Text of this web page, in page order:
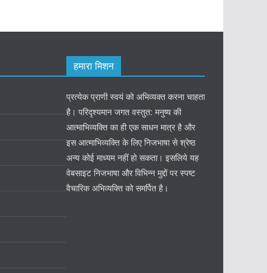
हमारा मिशन
प्रत्येक प्राणी स्वयं को अभिव्यक्त करना चाहता
है। परिदृश्यमान जगत वस्तुत: मनुष्य की
आत्माभिव्यक्ति का ही एक साधन मात्र है और
इस आत्माभिव्यक्ति के लिए निजभाषा से श्रेष्ठ
अन्य कोई माध्यम नहीं हो सकता। इसलिये यह
वेबसाइट निजभाषा और विभिन्न मुद्दों पर स्पष्ट
वैचारिक अभिव्यक्ति को समर्पित है।